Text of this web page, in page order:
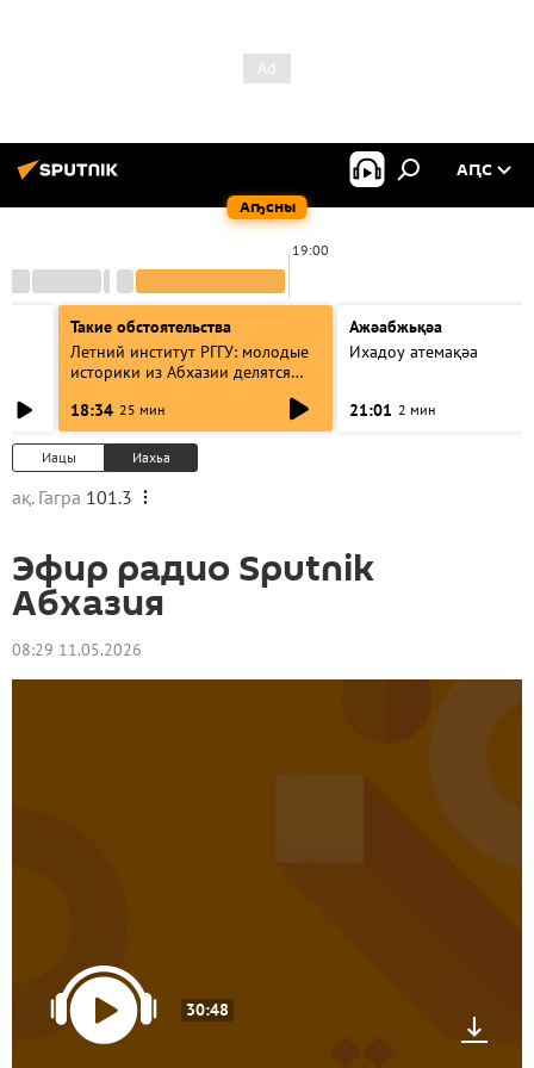
Аҧсны
АԤС
19:00
Такие обстоятельства
Летний институт РГГУ: молодые
историки из Абхазии делятся
18:34 25 мин
Ажәабжьқәа
Ихадоу атемақәа
21:01 2 мин
Иацы Иахьа
ақ. Гагра 101.3
Эфир радио Sputnik
Абхазия
08:29 11.05.2026
30:48